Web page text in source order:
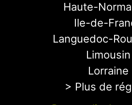
Haute-
Ile-de-
Languedoc-
Limousin
Lorraine
> Plus de